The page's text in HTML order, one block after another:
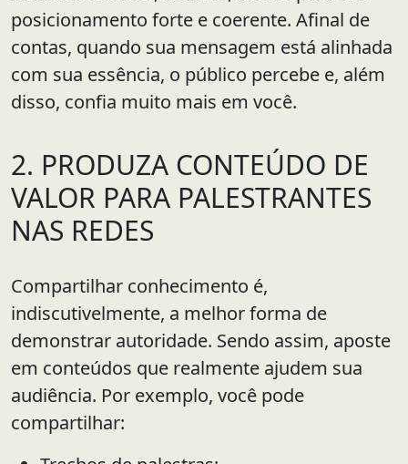
posicionamento forte e coerente. Afinal de
contas, quando sua mensagem está alinhada
com sua essência, o público percebe e, além
disso, confia muito mais em você.
2. PRODUZA CONTEÚDO DE
VALOR PARA PALESTRANTES
NAS REDES
Compartilhar conhecimento é,
indiscutivelmente, a melhor forma de
demonstrar autoridade. Sendo assim, aposte
em conteúdos que realmente ajudem sua
audiência. Por exemplo, você pode
compartilhar: